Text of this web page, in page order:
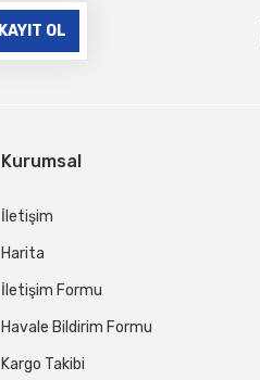
KAYIT OL
Kurumsal
İletişim
Harita
İletişim Formu
Havale Bildirim Formu
Kargo Takibi